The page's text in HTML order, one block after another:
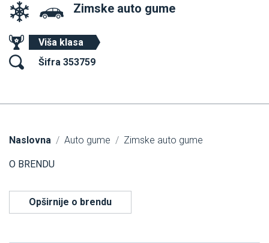
Zimske auto gume
Viša klasa
Šifra 353759
Naslovna Auto gume Zimske auto gume
O BRENDU
Opširnije o brendu